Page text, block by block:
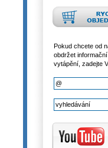
Pokud chcete od
obdržet
vytápění, zadejte